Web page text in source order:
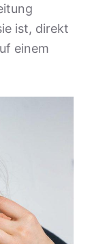
ist, direkt
einem